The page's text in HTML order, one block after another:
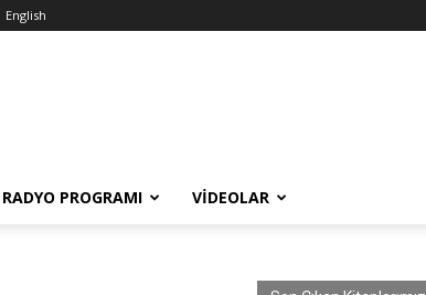
English
RADYO PROGRAMI VIDEOLAR